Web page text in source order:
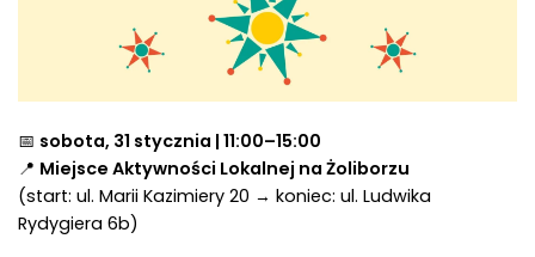
📅 sobota, 31 stycznia | 11:00–15:00
📍 Miejsce Aktywności Lokalnej na Żoliborzu
(start: ul. Marii Kazimiery 20 → koniec: ul. Ludwika
Rydygiera 6b)